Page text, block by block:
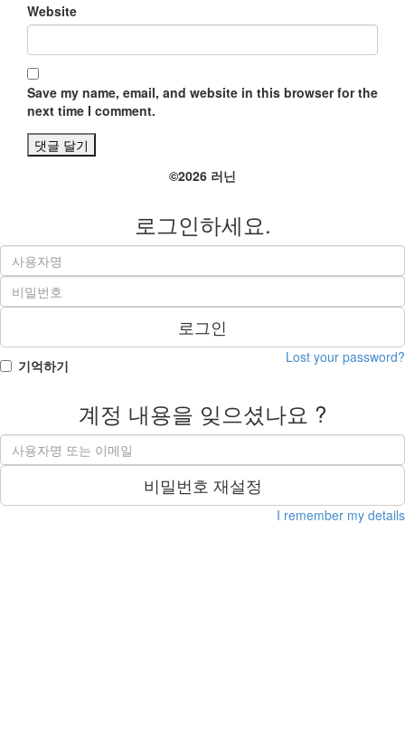
Website
Save my name, email, and website in this browser for the
next time I comment.
©2026 러닌
로그인하세요.
로그인
기억하기 Lost your password?
계정 내용을 잊으셨나요 ?
비밀번호 재설정
I remember my details